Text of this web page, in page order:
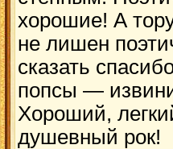
хорошие! А тору
не лишен
сказать
попсы —
Хороший,
душевный рок!